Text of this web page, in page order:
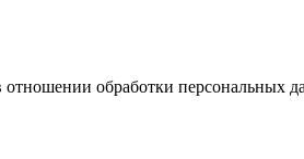
отношении обработки персональных